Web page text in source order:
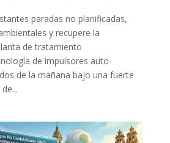
paradas no planificadas,
y recupere la
de tratamiento
de impulsores auto-
de la mañana bajo una fuerte